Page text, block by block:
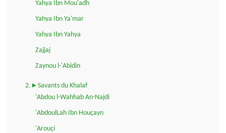
Yahya Ibn Mou'adh
Yahya Ibn Ya'mar
Yahya Ibn Yahya
Zajjaj
Zaynou l-'Abidin
2.►Savants du Khalaf
'Abdou l-Wahhab An-Najdi
'AbdoulLah Ibn Houçayn
'Arouçi